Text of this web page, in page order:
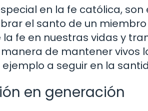
en la fe católica,
el santo de un
fe en nuestras vidas y
de mantener vivos
a seguir en la
en generación